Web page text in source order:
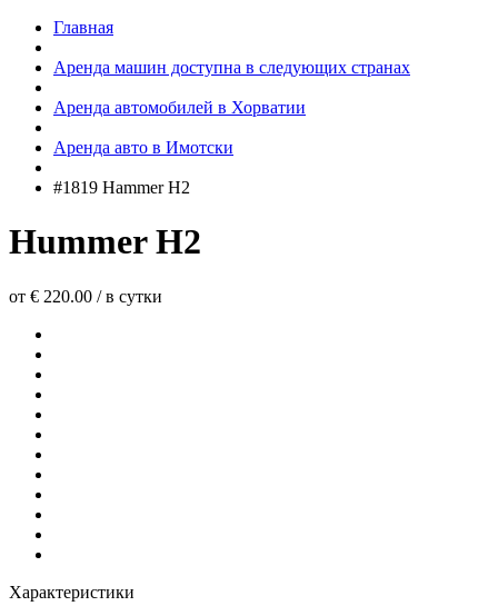
Главная
Аренда машин доступна в следующих странах
Аренда автомобилей в Хорватии
Аренда авто в Имотски
#1819 Hammer H2
Hummer H2
от € 220.00 /в сутки
Характеристики